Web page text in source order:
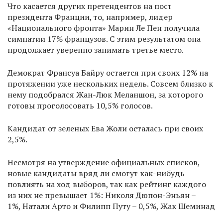
Что касается других претендентов на пост
президента Франции, то, например, лидер
«Национального фронта» Марин Ле Пен получила
симпатии 17% французов. С этим результатом она
продолжает уверенно занимать третье место.
Демократ Франсуа Байру остается при своих 12% на
протяжении уже нескольких недель. Совсем близко к
нему подобрался Жан-Люк Меланшон, за которого
готовы проголосовать 10,5% голосов.
Кандидат от зеленых Ева Жоли осталась при своих
2,5%.
Несмотря на утверждение официальных списков,
новые кандидаты вряд ли смогут как-нибудь
повлиять на ход выборов, так как рейтинг каждого
из них не превышает 1%: Николя Дюпон-Эньян –
1%, Натали Арто и Филипп Путу – 0,5%, Жак Шеминад